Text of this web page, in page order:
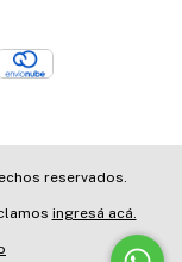
reservados.
ingresá acá.